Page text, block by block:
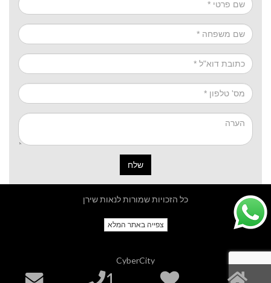
שלח
כל הזכויות שמורות לנאות שירן
צפייה באתר המלא
CyberCity